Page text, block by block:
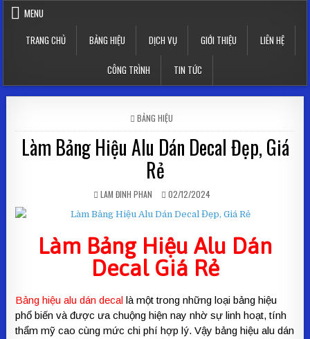
Skip to content
MENU
TRANG CHỦ
BẢNG HIỆU DỊCH VỤ GIỚI THIỆU LIÊN HỆ
CÔNG TRÌNH TIN TỨC
POSTED IN
BẢNG HIỆU
Làm Bảng Hiệu Alu Dán Decal Đẹp, Giá
Rẻ
AUTHOR:
LAM ĐINH PHAN PUBLISHED DATE:
02/12/2024
Làm Bảng Hiệu Alu Dán
DecalGiá Rẻ
Bảng hiệu alu dán decal là một trong những loại bảng hiệu
phổ biến và được ưa chuộng hiện nay nhờ sự linh hoạt, tính
thẩm mỹ cao cùng mức chi phí hợp lý. Vậy bảng hiệu alu dán